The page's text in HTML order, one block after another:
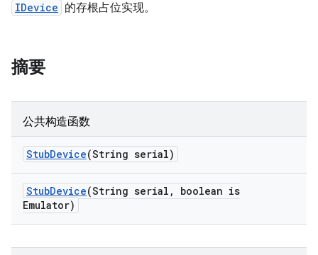
IDevice 的存根占位实现。
摘要
公共构造函数
StubDevice(String serial)
StubDevice(String serial ,
boolean is
Emulator)